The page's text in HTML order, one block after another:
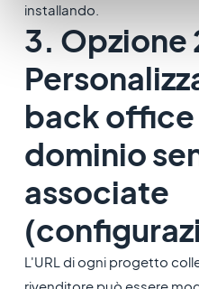
installando.
3. Opzione
back office
dominio
associate
L'URL di ogni progetto